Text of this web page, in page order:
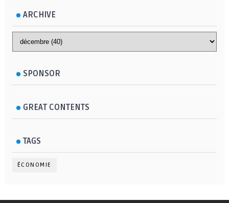
ARCHIVE
SPONSOR
GREAT CONTENTS
TAGS
ÉCONOMIE